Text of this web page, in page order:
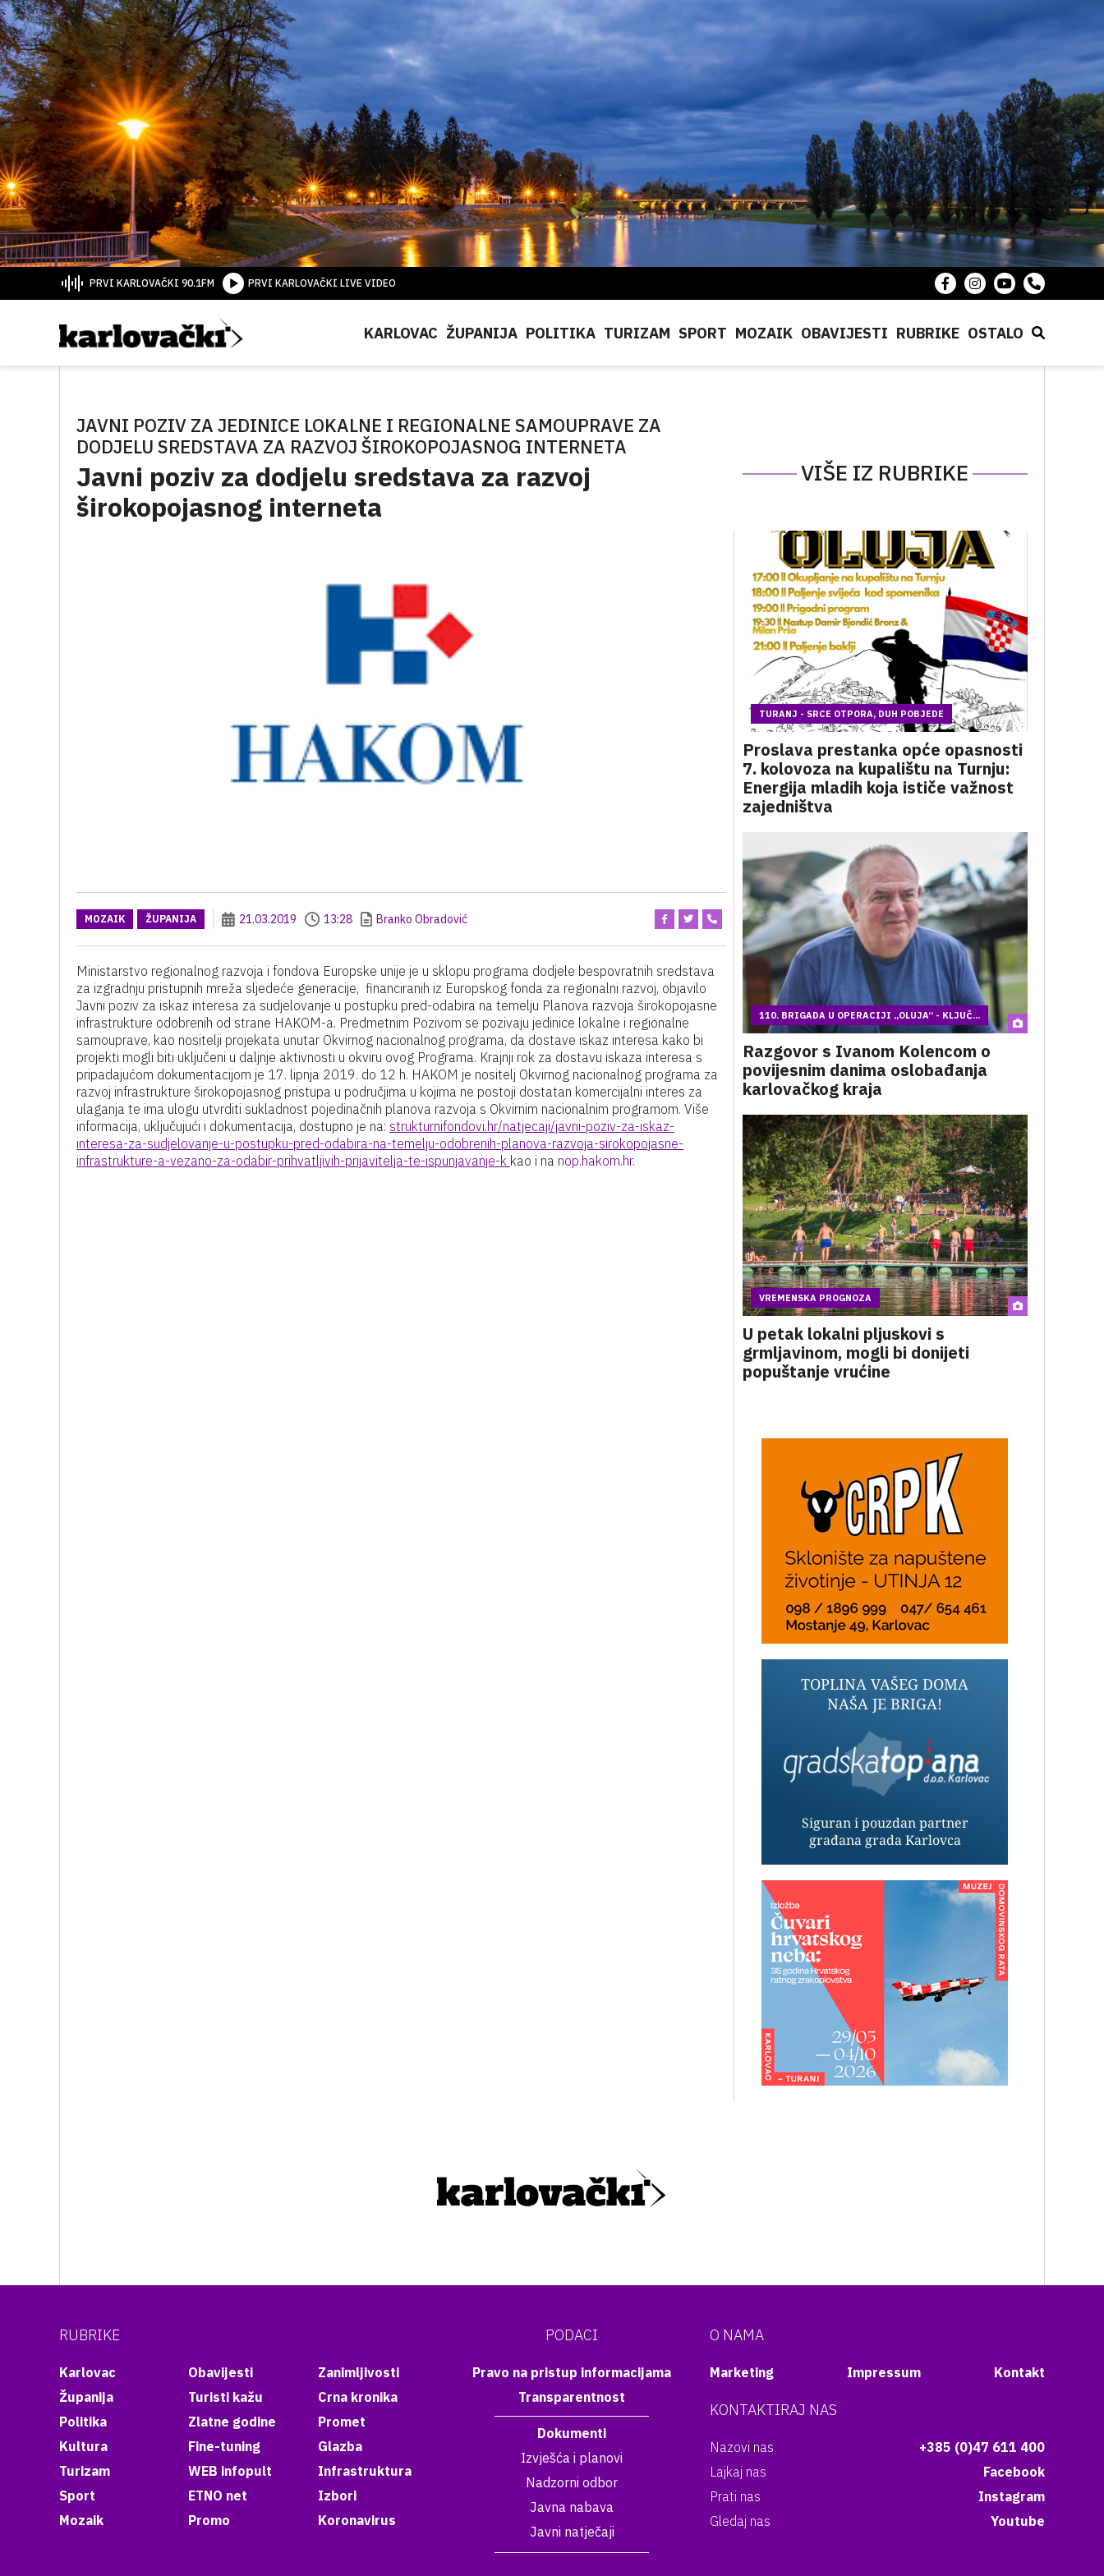
PRVI KARLOVAČKI 90.1FM PRVI KARLOVAČKI LIVE VIDEO
KARLOVAC ŽUPANIJA POLITIKA TURIZAM SPORT MOZAIK OBAVIJESTI RUBRIKE OSTALO
JAVNI POZIV ZA JEDINICE LOKALNE I REGIONALNE SAMOUPRAVE ZA
DODJELU SREDSTAVA ZA RAZVOJ ŠIROKOPOJASNOG INTERNETA
Javni poziv za dodjelu sredstava za razvoj
širokopojasnog interneta
VIŠE IZ RUBRIKE
MOZAIK ŽUPANIJA 21.03.2019 13:28 Branko Obradović
Ministarstvo regionalnog razvoja i fondova Europske unije je u sklopu programa dodjele bespovratnih sredstava
za izgradnju pristupnih mreža sljedeće generacije, financiranih iz Europskog fonda za regionalni razvoj, objavilo
Javni poziv za iskaz interesa za sudjelovanje u postupku pred-odabira na temelju Planova razvoja širokopojasne
infrastrukture odobrenih od strane HAKOM-a. Predmetnim Pozivom se pozivaju jedinice lokalne i regionalne
samouprave, kao nositelji projekata unutar Okvirnog nacionalnog programa, da dostave iskaz interesa kako bi
projekti mogli biti uključeni u daljnje aktivnosti u okviru ovog Programa. Krajnji rok za dostavu iskaza interesa s
pripadajućom dokumentacijom je 17. lipnja 2019. do 12 h. HAKOM je nositelj Okvirnog nacionalnog programa za
razvoj infrastrukture širokopojasnog pristupa u područjima u kojima ne postoji dostatan komercijalni interes za
ulaganja te ima ulogu utvrditi sukladnost pojedinačnih planova razvoja s Okvirnim nacionalnim programom. Više
informacija, uključujući i dokumentacija, dostupno je na: strukturnifondovi.hr/natjecaji/javni-poziv-za-iskaz-
interesa-za-sudjelovanje-u-postupku-pred-odabira-na-temelju-odobrenih-planova-razvoja-sirokopojasne-
infrastrukture-a-vezano-za-odabir-prihvatljivih-prijavitelja-te-ispunjavanje-k kao i na nop.hakom.hr.
TURANJ - SRCE OTPORA, DUH POBJEDE
Proslava prestanka opće opasnosti
7. kolovoza na kupalištu na Turnju:
Energija mladih koja ističe važnost
zajedništva
110. BRIGADA U OPERACIJI „OLUJA“ - KLJUČ...
Razgovor s Ivanom Kolencom o
povijesnim danima oslobađanja
karlovačkog kraja
VREMENSKA PROGNOZA
U petak lokalni pljuskovi s
grmljavinom, mogli bi donijeti
popuštanje vrućine
RUBRIKE
Karlovac
Županija
Politika
Kultura
Turizam
Sport
Mozaik
Obavijesti
Turisti kažu
Zlatne godine
Fine-tuning
WEB infopult
ETNO net
Promo
Zanimljivosti
Crna kronika
Promet
Glazba
Infrastruktura
Izbori
Koronavirus
PODACI
Pravo na pristup informacijama
Transparentnost
Dokumenti
Izvješća i planovi
Nadzorni odbor
Javna nabava
Javni natječaji
O NAMA
Marketing Impressum Kontakt
KONTAKTIRAJ NAS
Nazovi nas
+385 (0)47 611 400
Lajkaj nas
Facebook
Prati nas
Instagram
Gledaj nas
Youtube